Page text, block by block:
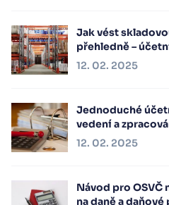
Jak vést
přehledně –
12. 02. 2025
Jednoduché
vedení a
12. 02. 2025
Návod pro
na daně a daňové